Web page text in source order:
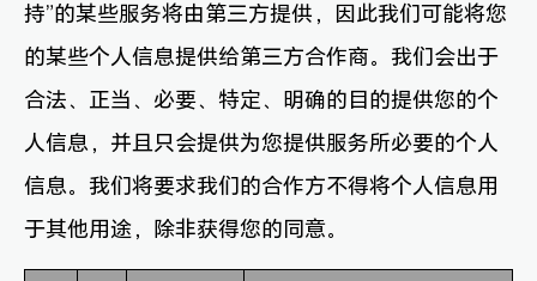
持”的某些服务将由第三方提供，因此我们可能将您
的某些个人信息提供给第三方合作商。我们会出于
合法、正当、必要、特定、明确的目的提供您的个
人信息，并且只会提供为您提供服务所必要的个人
信息。我们将要求我们的合作方不得将个人信息用
于其他用途，除非获得您的同意。